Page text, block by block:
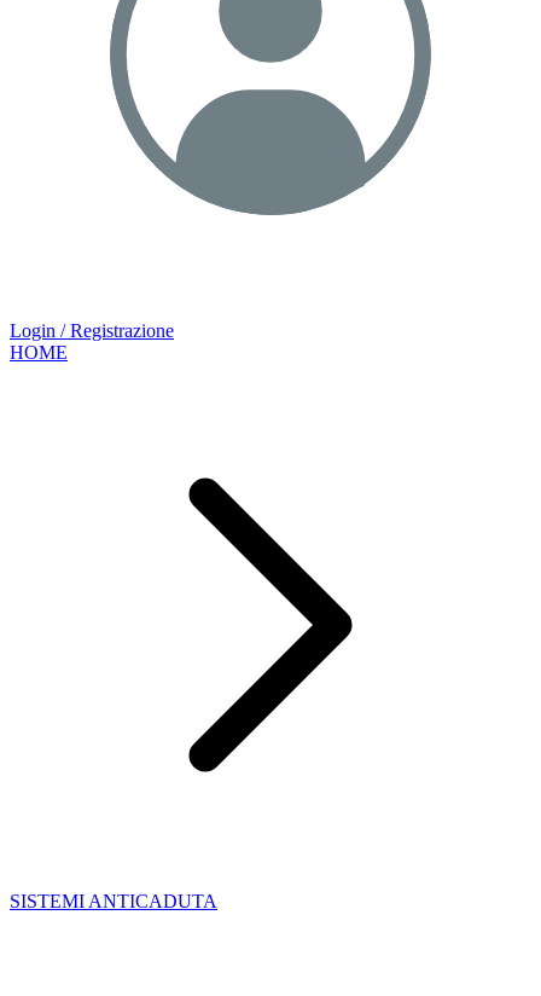
Login / Registrazione
HOME
SISTEMI ANTICADUTA